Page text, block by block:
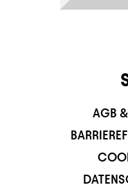
AGB